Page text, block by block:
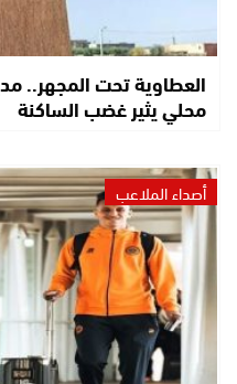
العطاوية تحت المجهر..
محلي يثير غضب الساكنة
أصداء الملاعب